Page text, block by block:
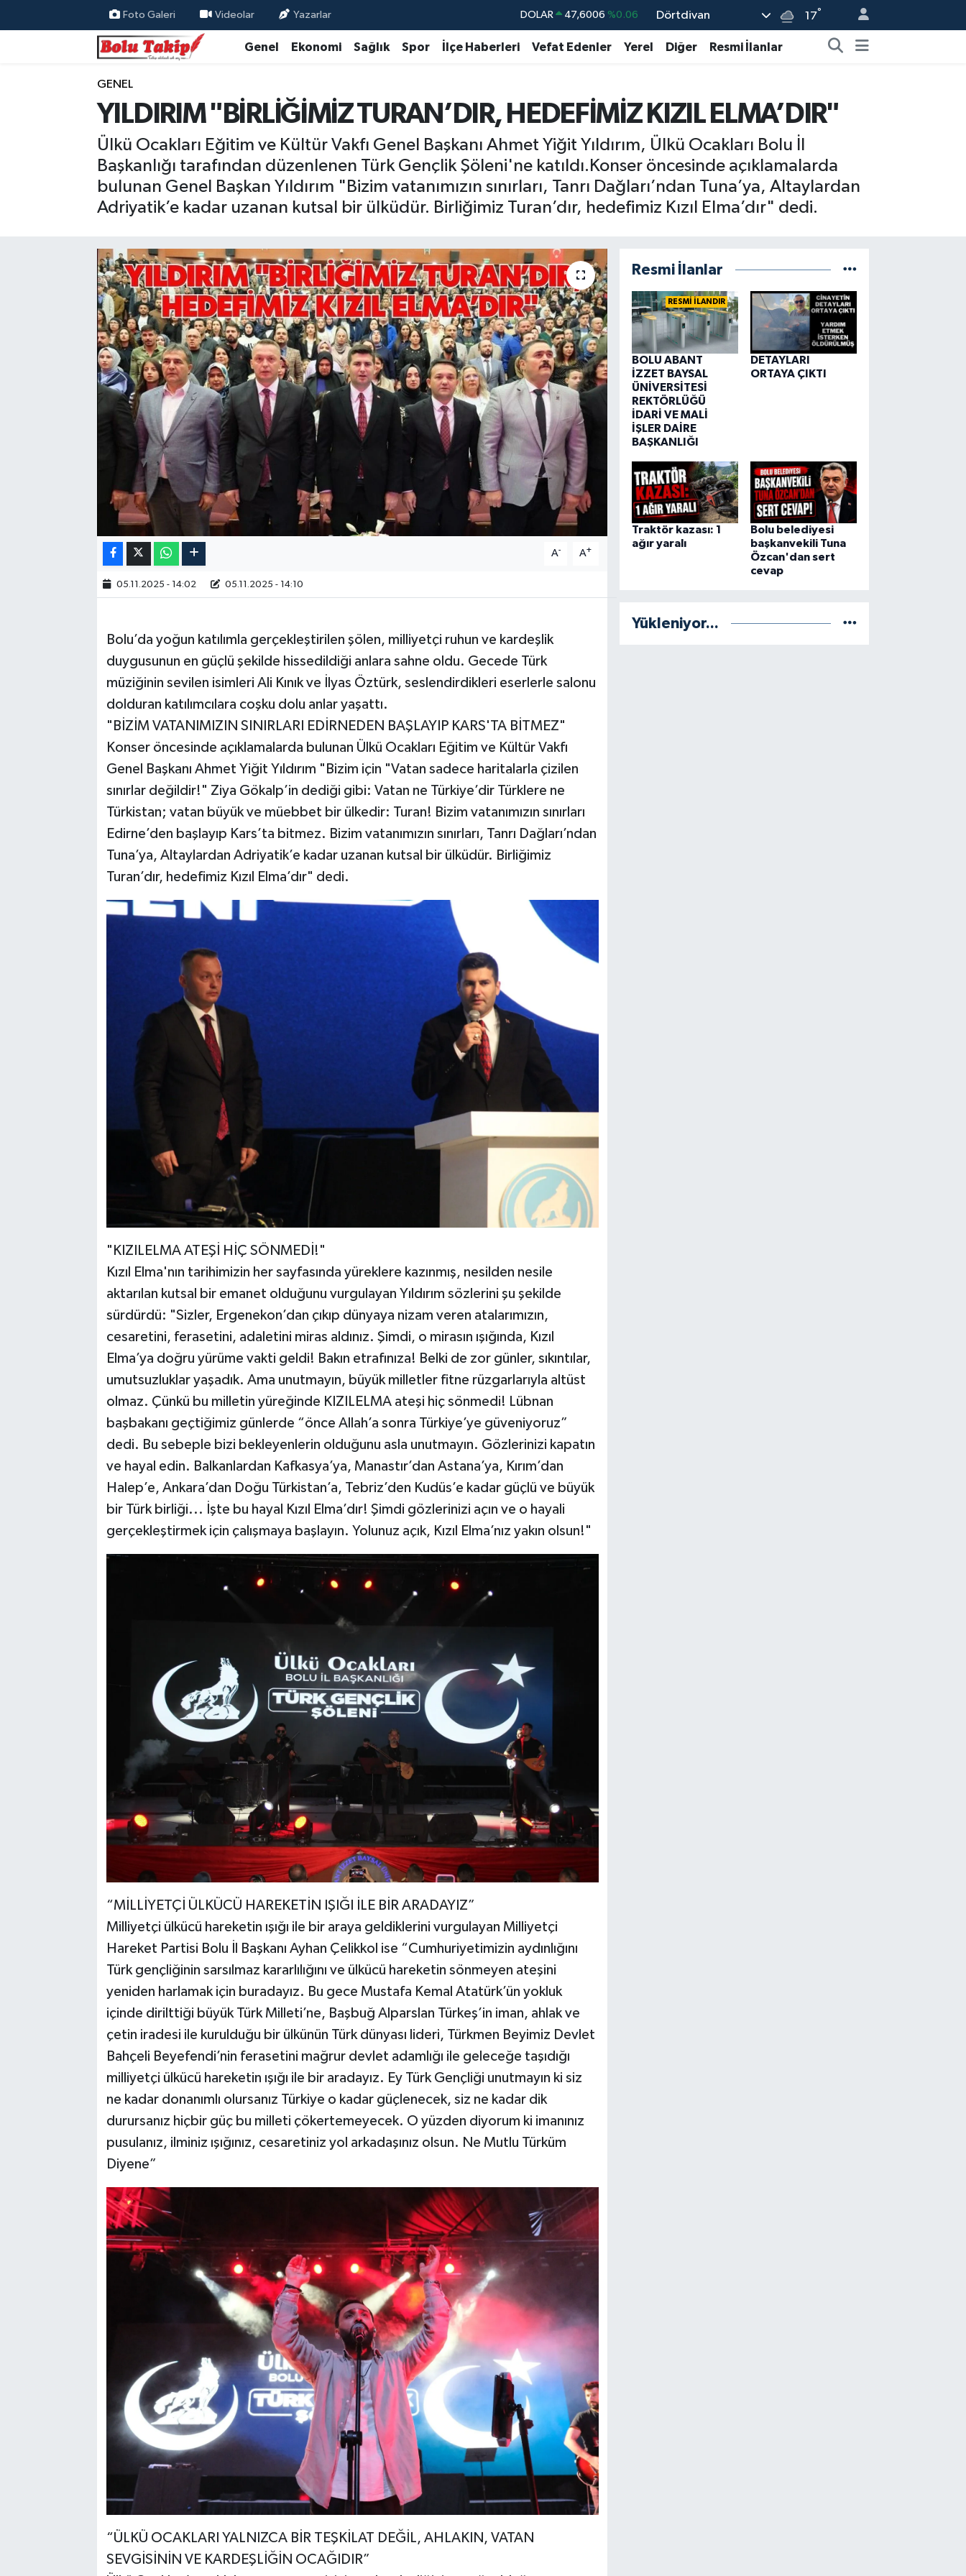
Foto Galeri Videolar Yazarlar DOLAR 47,6006 %0.06
EURO 55,0250 %0.02
BİST100 13.799 %70
BITCOIN 64.643,95 %0.16
Dörtdivan 17°
Genel Ekonomi Sağlık Spor İlçe Haberleri Vefat Edenler Yerel Diğer Resmi İlanlar
GENEL
YILDIRIM "BİRLİĞİMİZ TURAN’DIR, HEDEFİMİZ KIZIL ELMA’DIR"
Ülkü Ocakları Eğitim ve Kültür Vakfı Genel Başkanı Ahmet Yiğit Yıldırım, Ülkü Ocakları Bolu İl
Başkanlığı tarafından düzenlenen Türk Gençlik Şöleni'ne katıldı.Konser öncesinde açıklamalarda
bulunan Genel Başkan Yıldırım "Bizim vatanımızın sınırları, Tanrı Dağları’ndan Tuna’ya, Altaylardan
Adriyatik’e kadar uzanan kutsal bir ülküdür. Birliğimiz Turan’dır, hedefimiz Kızıl Elma’dır" dedi.
A- A+
05.11.2025 - 14:02 05.11.2025 - 14:10
Bolu’da yoğun katılımla gerçekleştirilen şölen, milliyetçi ruhun ve kardeşlik
duygusunun en güçlü şekilde hissedildiği anlara sahne oldu. Gecede Türk
müziğinin sevilen isimleri Ali Kınık ve İlyas Öztürk, seslendirdikleri eserlerle salonu
dolduran katılımcılara coşku dolu anlar yaşattı.
"BİZİM VATANIMIZIN SINIRLARI EDİRNEDEN BAŞLAYIP KARS'TA BİTMEZ"
Konser öncesinde açıklamalarda bulunan Ülkü Ocakları Eğitim ve Kültür Vakfı
Genel Başkanı Ahmet Yiğit Yıldırım "Bizim için "Vatan sadece haritalarla çizilen
sınırlar değildir!" Ziya Gökalp’in dediği gibi: Vatan ne Türkiye’dir Türklere ne
Türkistan; vatan büyük ve müebbet bir ülkedir: Turan! Bizim vatanımızın sınırları
Edirne’den başlayıp Kars’ta bitmez. Bizim vatanımızın sınırları, Tanrı Dağları’ndan
Tuna’ya, Altaylardan Adriyatik’e kadar uzanan kutsal bir ülküdür. Birliğimiz
Turan’dır, hedefimiz Kızıl Elma’dır" dedi.
"KIZILELMA ATEŞİ HİÇ SÖNMEDİ!"
Kızıl Elma'nın tarihimizin her sayfasında yüreklere kazınmış, nesilden nesile
aktarılan kutsal bir emanet olduğunu vurgulayan Yıldırım sözlerini şu şekilde
sürdürdü: "Sizler, Ergenekon’dan çıkıp dünyaya nizam veren atalarımızın,
cesaretini, ferasetini, adaletini miras aldınız. Şimdi, o mirasın ışığında, Kızıl
Elma’ya doğru yürüme vakti geldi! Bakın etrafınıza! Belki de zor günler, sıkıntılar,
umutsuzluklar yaşadık. Ama unutmayın, büyük milletler fitne rüzgarlarıyla altüst
olmaz. Çünkü bu milletin yüreğinde KIZILELMA ateşi hiç sönmedi! Lübnan
başbakanı geçtiğimiz günlerde “önce Allah’a sonra Türkiye’ye güveniyoruz”
dedi. Bu sebeple bizi bekleyenlerin olduğunu asla unutmayın. Gözlerinizi kapatın
ve hayal edin. Balkanlardan Kafkasya’ya, Manastır’dan Astana’ya, Kırım’dan
Halep’e, Ankara’dan Doğu Türkistan’a, Tebriz’den Kudüs’e kadar güçlü ve büyük
bir Türk birliği... İşte bu hayal Kızıl Elma’dır! Şimdi gözlerinizi açın ve o hayali
gerçekleştirmek için çalışmaya başlayın. Yolunuz açık, Kızıl Elma’nız yakın olsun!"
“MİLLİYETÇİ ÜLKÜCÜ HAREKETİN IŞIĞI İLE BİR ARADAYIZ”
Milliyetçi ülkücü hareketin ışığı ile bir araya geldiklerini vurgulayan Milliyetçi
Hareket Partisi Bolu İl Başkanı Ayhan Çelikkol ise “Cumhuriyetimizin aydınlığını
Türk gençliğinin sarsılmaz kararlılığını ve ülkücü hareketin sönmeyen ateşini
yeniden harlamak için buradayız. Bu gece Mustafa Kemal Atatürk’ün yokluk
içinde dirilttiği büyük Türk Milleti’ne, Başbuğ Alparslan Türkeş’in iman, ahlak ve
çetin iradesi ile kurulduğu bir ülkünün Türk dünyası lideri, Türkmen Beyimiz Devlet
Bahçeli Beyefendi’nin ferasetini mağrur devlet adamlığı ile geleceğe taşıdığı
milliyetçi ülkücü hareketin ışığı ile bir aradayız. Ey Türk Gençliği unutmayın ki siz
ne kadar donanımlı olursanız Türkiye o kadar güçlenecek, siz ne kadar dik
durursanız hiçbir güç bu milleti çökertemeyecek. O yüzden diyorum ki imanınız
pusulanız, ilminiz ışığınız, cesaretiniz yol arkadaşınız olsun. Ne Mutlu Türküm
Diyene”
“ÜLKÜ OCAKLARI YALNIZCA BİR TEŞKİLAT DEĞİL, AHLAKIN, VATAN
SEVGİSİNİN VE KARDEŞLİĞİN OCAĞIDIR”
Resmi İlanlar
RESMİ İLANDIR
BOLU ABANT
İZZET BAYSAL
ÜNİVERSİTESİ
REKTÖRLÜĞÜ
İDARİ VE MALİ
İŞLER DAİRE
BAŞKANLIĞI
DETAYLARI
ORTAYA ÇIKTI
Traktör kazası: 1
ağır yaralı
Bolu belediyesi
başkanvekili Tuna
Özcan'dan sert
cevap
Yükleniyor...